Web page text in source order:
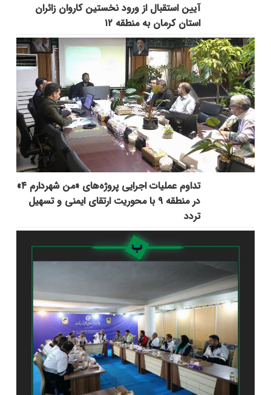
آیین استقبال از ورود نخستین کاروان زائران
استان کرمان به منطقه ۱۲
تداوم عملیات اجرایی پروژه‌های «من شهردارم ۴»
در منطقه ۹ با محوریت ارتقای ایمنی و تسهیل
تردد